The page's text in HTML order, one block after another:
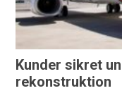
Kunder sikret
rekonstruktion